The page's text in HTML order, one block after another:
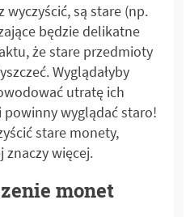
są stare (np.
będzie delikatne
że stare przedmioty
Wyglądałyby
utratę ich
wyglądać staro!
stare monety,
znaczy więcej.
monet